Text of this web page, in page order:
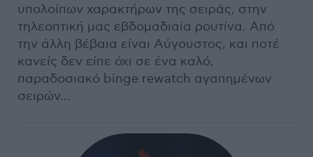
υπολοίπων χαρακτήρων της σειράς, στην
τηλεοπτική μας εβδομαδιαία ρουτίνα. Από
την άλλη βέβαια είναι Αύγουστος, και ποτέ
κανείς δεν είπε όχι σε ένα καλό,
παραδοσιακό binge rewatch αγαπημένων
σειρών...